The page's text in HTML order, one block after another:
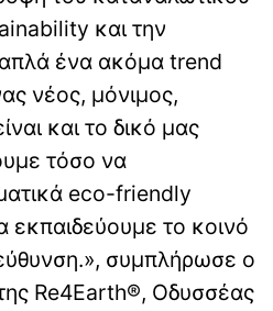
και την
απλά ένα ακόμα trend
νέος, μόνιμος,
και το δικό μας
τόσο να
eco-friendly
εκπαιδεύουμε το κοινό
συμπλήρωσε ο
Re4Earth®, Οδυσσέας